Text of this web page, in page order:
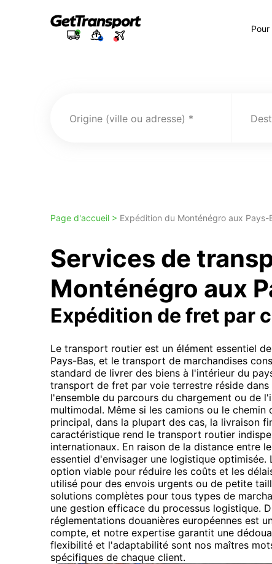
Origine (ville ou adresse)
Page d'accueil > Expédition du Monténégro aux Pays-
Services de
Monténégro aux
Expédition de fret par
Le transport routier est un élément essentiel
Pays-Bas, et le transport de marchandises
standard de livrer des biens à l'intérieur du
transport de fret par voie terrestre réside
l'ensemble du parcours du chargement ou de
multimodal. Même si les camions ou le
principal, dans la plupart des cas, la livraison
caractéristique rend le transport routier
internationaux. En raison de la distance entre
essentiel d'envisager une logistique
option viable pour réduire les coûts et les
utilisé pour des envois urgents ou de petite
solutions complètes pour tous types de
une gestion efficace du processus logistique.
réglementations douanières européennes est
compte, et notre expertise garantit une
flexibilité et l'adaptabilité sont nos maîtres
spécifiques de chaque client.